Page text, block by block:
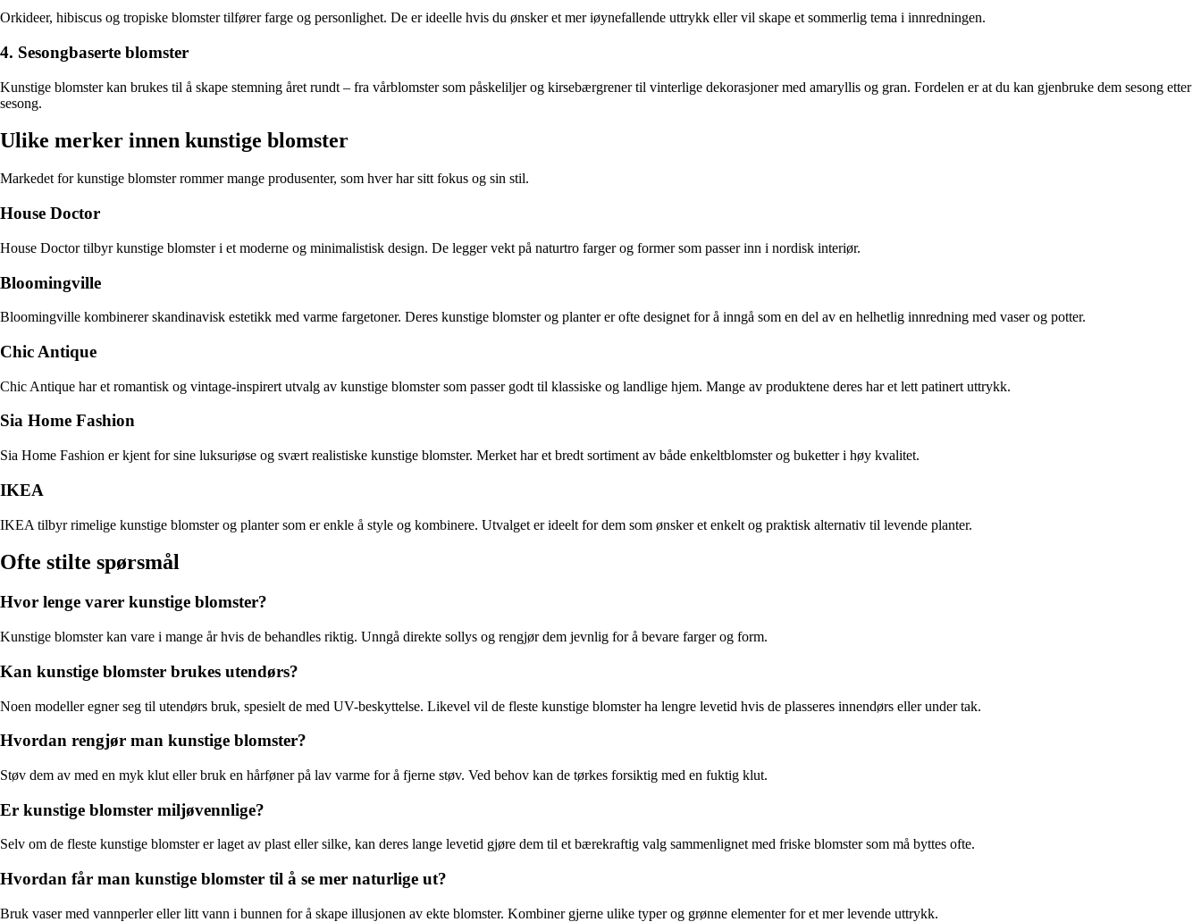
Orkideer, hibiscus og tropiske blomster tilfører farge og personlighet. De er ideelle hvis du ønsker et mer iøynefallende uttrykk eller vil skape et sommerlig tema i innredningen.
4. Sesongbaserte blomster
Kunstige blomster kan brukes til å skape stemning året rundt – fra vårblomster som påskeliljer og kirsebærgrener til vinterlige dekorasjoner med amaryllis og gran. Fordelen er at du kan gjenbruke dem sesong etter
sesong.
Ulike merker innen kunstige blomster
Markedet for kunstige blomster rommer mange produsenter, som hver har sitt fokus og sin stil.
House Doctor
House Doctor tilbyr kunstige blomster i et moderne og minimalistisk design. De legger vekt på naturtro farger og former som passer inn i nordisk interiør.
Bloomingville
Bloomingville kombinerer skandinavisk estetikk med varme fargetoner. Deres kunstige blomster og planter er ofte designet for å inngå som en del av en helhetlig innredning med vaser og potter.
Chic Antique
Chic Antique har et romantisk og vintage-inspirert utvalg av kunstige blomster som passer godt til klassiske og landlige hjem. Mange av produktene deres har et lett patinert uttrykk.
Sia Home Fashion
Sia Home Fashion er kjent for sine luksuriøse og svært realistiske kunstige blomster. Merket har et bredt sortiment av både enkeltblomster og buketter i høy kvalitet.
IKEA
IKEA tilbyr rimelige kunstige blomster og planter som er enkle å style og kombinere. Utvalget er ideelt for dem som ønsker et enkelt og praktisk alternativ til levende planter.
Ofte stilte spørsmål
Hvor lenge varer kunstige blomster?
Kunstige blomster kan vare i mange år hvis de behandles riktig. Unngå direkte sollys og rengjør dem jevnlig for å bevare farger og form.
Kan kunstige blomster brukes utendørs?
Noen modeller egner seg til utendørs bruk, spesielt de med UV-beskyttelse. Likevel vil de fleste kunstige blomster ha lengre levetid hvis de plasseres innendørs eller under tak.
Hvordan rengjør man kunstige blomster?
Støv dem av med en myk klut eller bruk en hårføner på lav varme for å fjerne støv. Ved behov kan de tørkes forsiktig med en fuktig klut.
Er kunstige blomster miljøvennlige?
Selv om de fleste kunstige blomster er laget av plast eller silke, kan deres lange levetid gjøre dem til et bærekraftig valg sammenlignet med friske blomster som må byttes ofte.
Hvordan får man kunstige blomster til å se mer naturlige ut?
Bruk vaser med vannperler eller litt vann i bunnen for å skape illusjonen av ekte blomster. Kombiner gjerne ulike typer og grønne elementer for et mer levende uttrykk.